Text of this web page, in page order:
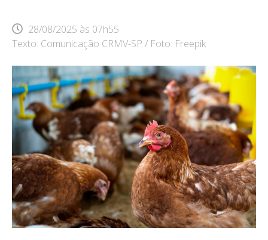
28/08/2025 às 07h55
Texto: Comunicação CRMV-SP / Foto: Freepik